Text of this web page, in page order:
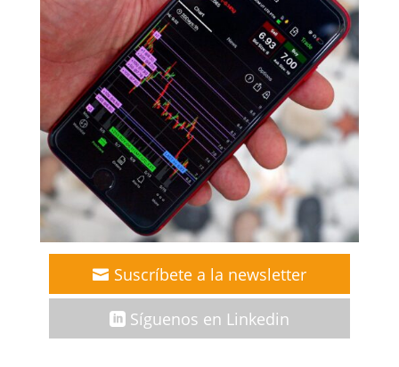
Suscríbete a la newsletter
Síguenos en Linkedin